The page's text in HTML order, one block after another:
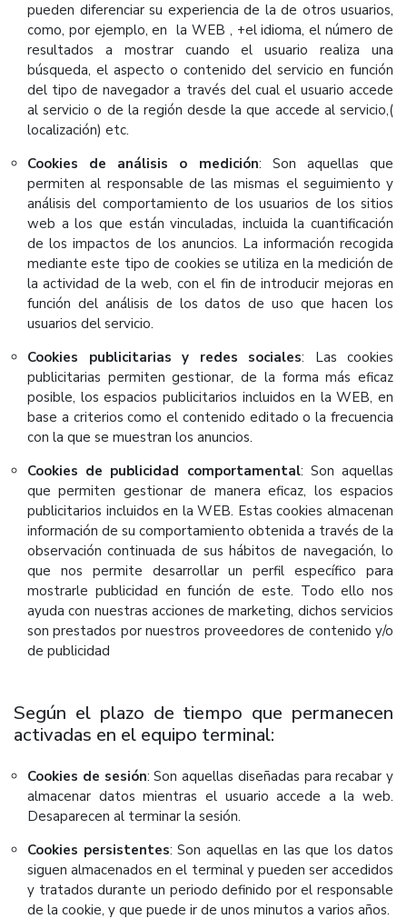
pueden diferenciar su experiencia de la de otros usuarios,
como, por ejemplo, en la WEB , +el idioma, el número de
resultados a mostrar cuando el usuario realiza una
búsqueda, el aspecto o contenido del servicio en función
del tipo de navegador a través del cual el usuario accede
al servicio o de la región desde la que accede al servicio,(
localización) etc.
Cookies de análisis o medición: Son aquellas que
permiten al responsable de las mismas el seguimiento y
análisis del comportamiento de los usuarios de los sitios
web a los que están vinculadas, incluida la cuantificación
de los impactos de los anuncios. La información recogida
mediante este tipo de cookies se utiliza en la medición de
la actividad de la web, con el fin de introducir mejoras en
función del análisis de los datos de uso que hacen los
usuarios del servicio.
Cookies publicitarias y redes sociales: Las cookies
publicitarias permiten gestionar, de la forma más eficaz
posible, los espacios publicitarios incluidos en la WEB, en
base a criterios como el contenido editado o la frecuencia
con la que se muestran los anuncios.
Cookies de publicidad comportamental: Son aquellas
que permiten gestionar de manera eficaz, los espacios
publicitarios incluidos en la WEB. Estas cookies almacenan
información de su comportamiento obtenida a través de la
observación continuada de sus hábitos de navegación, lo
que nos permite desarrollar un perfil específico para
mostrarle publicidad en función de este. Todo ello nos
ayuda con nuestras acciones de marketing, dichos servicios
son prestados por nuestros proveedores de contenido y/o
de publicidad
Según el plazo de tiempo que permanecen
activadas en el equipo terminal:
Cookies de sesión: Son aquellas diseñadas para recabar y
almacenar datos mientras el usuario accede a la web.
Desaparecen al terminar la sesión.
Cookies persistentes: Son aquellas en las que los datos
siguen almacenados en el terminal y pueden ser accedidos
y tratados durante un periodo definido por el responsable
de la cookie, y que puede ir de unos minutos a varios años.